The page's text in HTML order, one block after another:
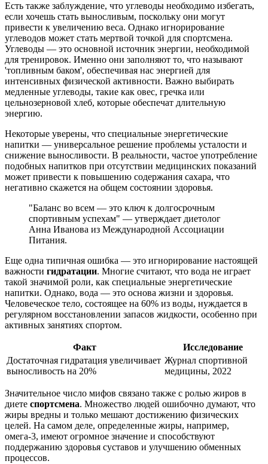
Есть также заблуждение, что углеводы необходимо избегать,
если хочешь стать выносливым, поскольку они могут
привести к увеличению веса. Однако игнорирование
углеводов может стать мертвой точкой для спортсмена.
Углеводы — это основной источник энергии, необходимой
для тренировок. Именно они заполняют то, что называют
'топливным баком', обеспечивая нас энергией для
интенсивных физической активности. Важно выбирать
медленные углеводы, такие как овес, гречка или
цельнозерновой хлеб, которые обеспечат длительную
энергию.
Некоторые уверены, что специальные энергетические
напитки — универсальное решение проблемы усталости и
снижение выносливости. В реальности, частое употребление
подобных напитков при отсутствии медицинских показаний
может привести к повышению содержания сахара, что
негативно скажется на общем состоянии здоровья.
"Баланс во всем — это ключ к долгосрочным
спортивным успехам" — утверждает диетолог
Анна Иванова из Международной Ассоциации
Питания.
Еще одна типичная ошибка — это игнорирование настоящей
важности гидратации. Многие считают, что вода не играет
такой значимой роли, как специальные энергетические
напитки. Однако, вода — это основа жизни и здоровья.
Человеческое тело, состоящее на 60% из воды, нуждается в
регулярном восстановлении запасов жидкости, особенно при
активных занятиях спортом.
Факт
Исследование
Достаточная гидратация увеличивает
выносливость на 20%
Журнал спортивной
медицины, 2022
Значительное число мифов связано также с ролью жиров в
диете спортсмена. Множество людей ошибочно думают, что
жиры вредны и только мешают достижению физических
целей. На самом деле, определенные жиры, например,
омега-3, имеют огромное значение и способствуют
поддержанию здоровья суставов и улучшению обменных
процессов.